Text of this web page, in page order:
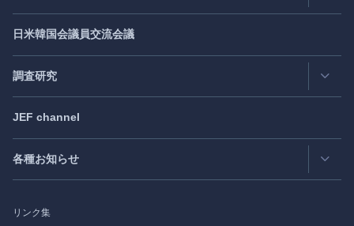
Publisher's Note- パブリッシャーズノート
Exclusive Interview
日アジア太平洋フォーラム
日米フォーラム
日欧フォーラム
過去の実績
日米韓国会議員交流会議
調査研究
研究会
出版物
受託事業
JEF channel
各種お知らせ
リンク集